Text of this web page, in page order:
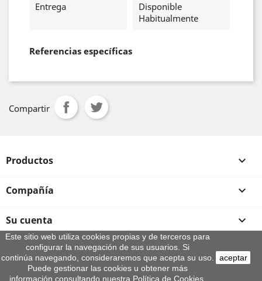
Entrega
Disponible
Habitualmente
Referencias específicas
Compartir
Productos 
Compañía 
Su cuenta 
Información de la tienda
Este sitio web utiliza cookies propias y de terceros para
configurar la navegación de sus usuarios. Si
continúa navegando, consideraremos que acepta su uso.
Puede gestionar las cookies u obtener más
información consultando nuestra Política de Cookies.
aceptar
© 2026 - By Aeroteca